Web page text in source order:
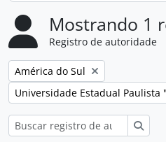
Mostrando 1
Registro de autoridade
Remover filtro:
América do Sul
Remover filtro: